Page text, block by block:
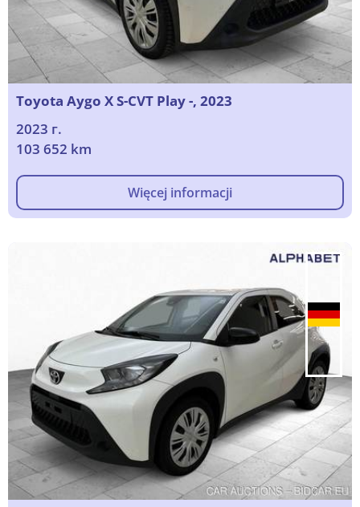
Toyota Aygo X S-CVT Play -, 2023
2023 г.
103 652 km
Więcej informacji